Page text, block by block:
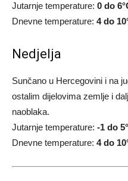
Jutarnje temperature: 0 do
Dnevne temperature: 4 do
Nedjelja
Sunčano u Hercegovini i na
ostalim dijelovima zemlje i
naoblaka.
Jutarnje temperature: -1 do
Dnevne temperature: 4 do